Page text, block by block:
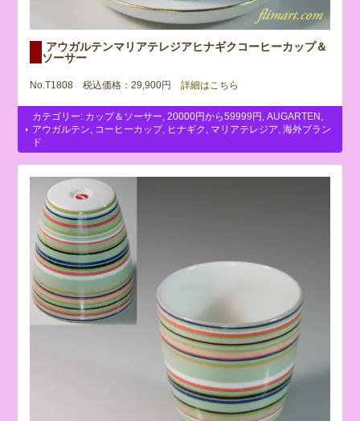
アウガルテンマリアテレジアヒナギクコーヒーカップ＆
ソーサー
No.T1808 税込価格：29,900円 詳細はこちら
カテゴリー: カップ＆ソーサー,20000円から59999円 ,AUGARTEN ,
アウガルテン, コーヒーカップ, ヒナギク , マリアテレジア,海外ブラン
ド